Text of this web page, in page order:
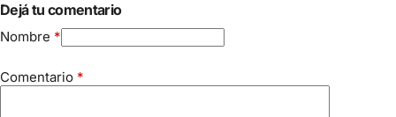
Dejá tu comentario
Nombre *
Comentario *